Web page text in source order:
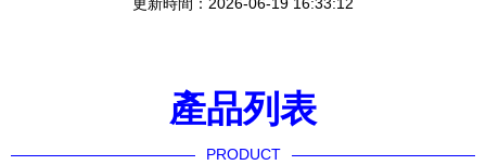
產品列表
PRODUCT